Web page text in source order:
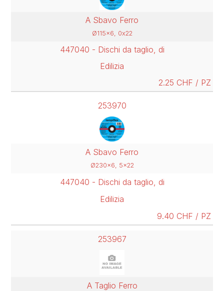
A Sbavo Ferro
Ø115x6, 0x22
447040 - Dischi da taglio, di
Edilizia
2.25 CHF / PZ
253970
A Sbavo Ferro
Ø230x6, 5x22
447040 - Dischi da taglio, di
Edilizia
9.40 CHF / PZ
253967
A Taglio Ferro